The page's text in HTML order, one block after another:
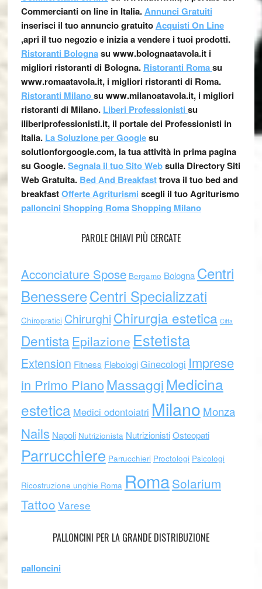
Commercianti on line in Italia.Annunci Gratuiti
inserisci il tuo annuncio gratuitoAcquisti On Line
,apri il tuo negozio e inizia a vendere i tuoi prodotti.
Ristoranti Bolognasu www.bolognaatavola.it i
migliori ristoranti di Bologna. Ristoranti Romasu
www.romaatavola.it, i migliori ristoranti di Roma.
Ristoranti Milanosu www.milanoatavola.it, i migliori
ristoranti di Milano. Liberi Professionisti su
iliberiprofessionisti.it, il portale dei Professionisti in
Italia. La Soluzione per Googlesu
solutionforgoogle.com, la tua attività in prima pagina
su Google.Segnala il tuo Sito Websulla Directory Siti
Web Gratuita. Bed And Breakfasttrova il tuo bed and
breakfastOfferte Agriturismi scegli il tuo Agriturismo
palloncini Shopping RomaShopping Milano
PAROLE CHIAVI PIÙ CERCATE
Acconciature Spose Bergamo Bologna Centri
BenessereCentri Specializzati
Chiropratici ChirurghiChirurgia estetica Citta
Dentista Epilazione Estetista
Extension Fitness FlebologiGinecologi Imprese
in Primo PianoMassaggiMedicina
estetica Medici odontoiatri Milano Monza
Nails Napoli Nutrizionista NutrizionistiOsteopati
Parrucchiere Parrucchieri Proctologi Psicologi
Ricostruzione unghie Roma RomaSolarium
Tattoo Varese
PALLONCINI PER LA GRANDE DISTRIBUZIONE
palloncini